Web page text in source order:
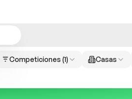
Competiciones (1) Casas